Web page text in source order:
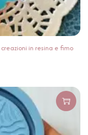
in resina e fimo